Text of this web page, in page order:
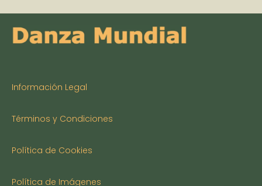
Información Legal
Términos y Condiciones
Política de Cookies
Política de Imágenes